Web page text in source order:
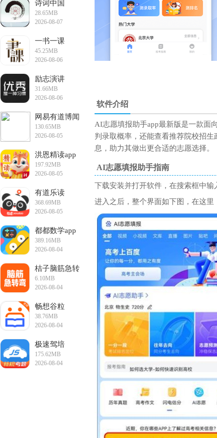
诗词中国
28.65MB
2026-08-07
一书一课
45.25MB
2026-08-06
励志演讲
31.66MB
2026-08-06
网易有道博闻
app手机版
130.65MB
2026-08-05
洪恩精读app
最新版
197.92MB
2026-08-05
有道乐读
368.69MB
2026-08-05
都都数学app
389.16MB
2026-08-04
桔子脑筋急转
弯app
6.10MB
2026-08-04
畅想谷粒
38.76MB
2026-08-04
极速驾培
175.62MB
2026-08-04
软件介绍
AI志愿填报助手app最新版是一款面
判录取概率，还能查看推荐院校招
息，助力其做出更合适的志愿选择。
AI志愿填报助手指南
下载安装并打开软件，在搜索框中
进入之后，整个界面如下图，在这里